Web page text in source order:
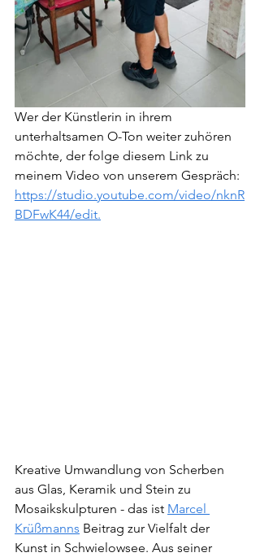
Wer der Künstlerin in ihrem
unterhaltsamen O-Ton weiter zuhören
möchte, der folge diesem Link zu
meinem Video von unserem Gespräch:
https://studio.youtube.com/video/nknR
BDFwK44/edit.
Kreative Umwandlung von Scherben
aus Glas, Keramik und Stein zu
Mosaikskulpturen - das ist Marcel
Krüßmanns Beitrag zur Vielfalt der
Kunst in Schwielowsee. Aus seiner